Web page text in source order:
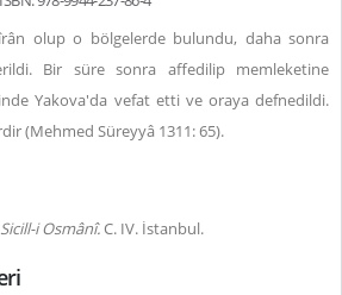
olup o bölgelerde bulundu, daha sonra
Bir süre sonra affedilip memleketine
Yakova'da vefat etti ve oraya defnedildi.
(Mehmed Süreyyâ 1311: 65).
Sicill-i Osmânî.C. IV. İstanbul.